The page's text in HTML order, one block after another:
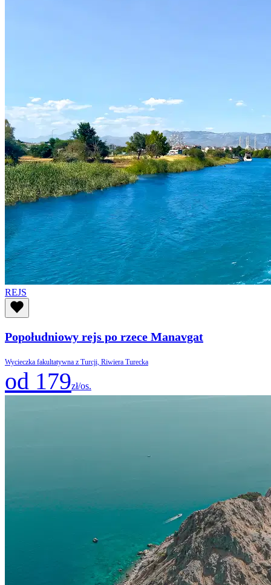
REJS
Popołudniowy rejs po rzece Manavgat
Wycieczka fakultatywna z Turcji, Riwiera Turecka
od 179zł/os.